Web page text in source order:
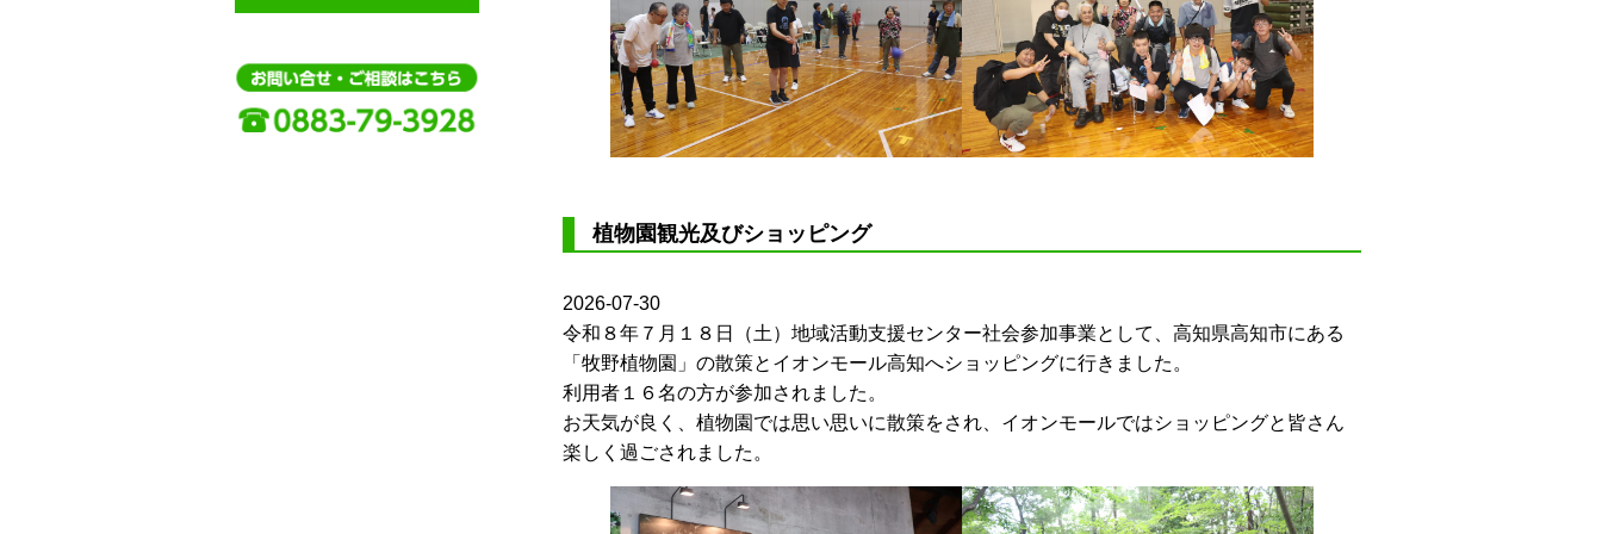
植物園観光及びショッピング
2026-07-30
令和８年７月１８日（土）地域活動支援センター社会参加事業として、高知県高知市にある
「牧野植物園」の散策とイオンモール高知へショッピングに行きました。
利用者１６名の方が参加されました。
お天気が良く、植物園では思い思いに散策をされ、イオンモールではショッピングと皆さん
楽しく過ごされました。